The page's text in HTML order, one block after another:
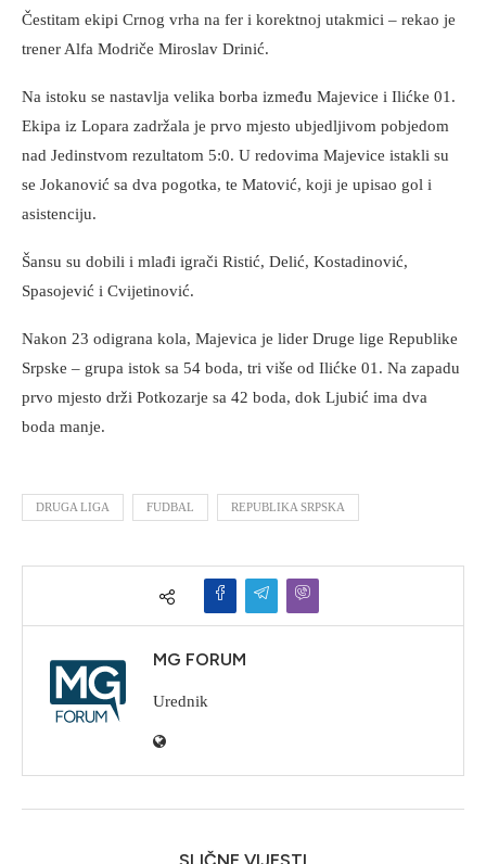
Čestitam ekipi Crnog vrha na fer i korektnoj utakmici – rekao je
trener Alfa Modriče Miroslav Drinić.
Na istoku se nastavlja velika borba između Majevice i Ilićke 01.
Ekipa iz Lopara zadržala je prvo mjesto ubjedljivom pobjedom
nad Jedinstvom rezultatom 5:0. U redovima Majevice istakli su
se Jokanović sa dva pogotka, te Matović, koji je upisao gol i
asistenciju.
Šansu su dobili i mlađi igrači Ristić, Delić, Kostadinović,
Spasojević i Cvijetinović.
Nakon 23 odigrana kola, Majevica je lider Druge lige Republike
Srpske – grupa istok sa 54 boda, tri više od Ilićke 01. Na zapadu
prvo mjesto drži Potkozarje sa 42 boda, dok Ljubić ima dva
boda manje.
DRUGA LIGA FUDBAL REPUBLIKA SRPSKA
MG FORUM
Urednik
SLIČNE VIJESTI